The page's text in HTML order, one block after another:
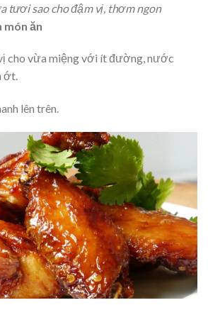
tươi sao cho đậm vị, thơm ngon
món ăn
cho vừa miệng với ít đường, nước
ớt.
lên trên.